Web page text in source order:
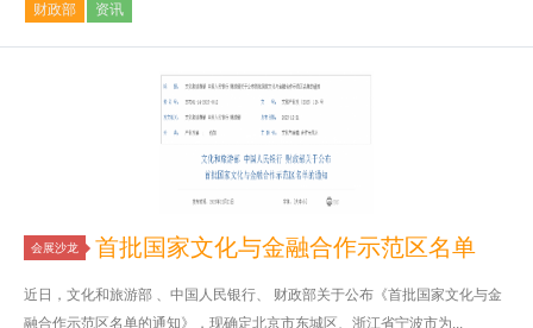
财政部 资讯
会展沙龙 首批国家文化与金融合作示范区名单
近日，文化和旅游部 、中国人民银行、 财政部关于公布《首批国家文化与金
融合作示范区名单的通知》，现确定北京市东城区、浙江省宁波市为...